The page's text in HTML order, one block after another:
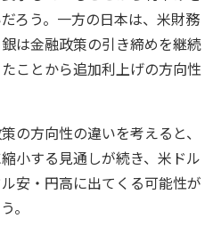
ろう。一方の日本は、米財務
は金融政策の引き締めを継続
ことから追加利上げの方向性
の方向性の違いを考えると、
小する見通しが続き、米ドル
安・円高に出てくる可能性が
。